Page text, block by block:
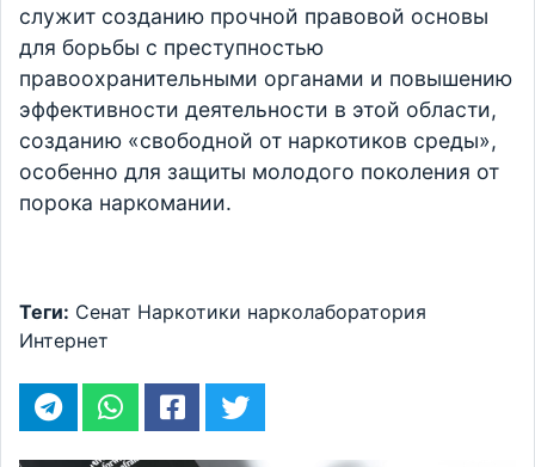
служит созданию прочной правовой основы
для борьбы с преступностью
правоохранительными органами и повышению
эффективности деятельности в этой области,
созданию «свободной от наркотиков среды»,
особенно для защиты молодого поколения от
порока наркомании.
Теги: Сенат Наркотики нарколаборатория
Интернет